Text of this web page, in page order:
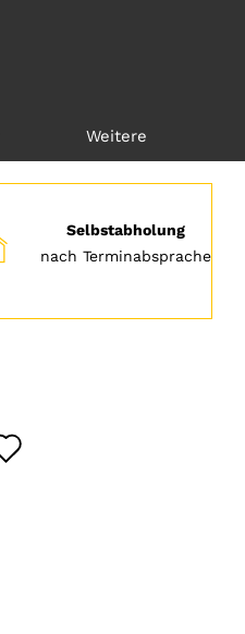
Weitere
Selbstabholung
nach Terminabsprache